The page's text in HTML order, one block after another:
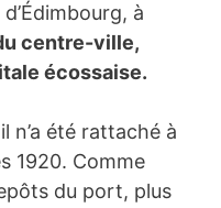
à
centre-ville,
écossaise.
n’a été rattaché à
1920. Comme
du port, plus